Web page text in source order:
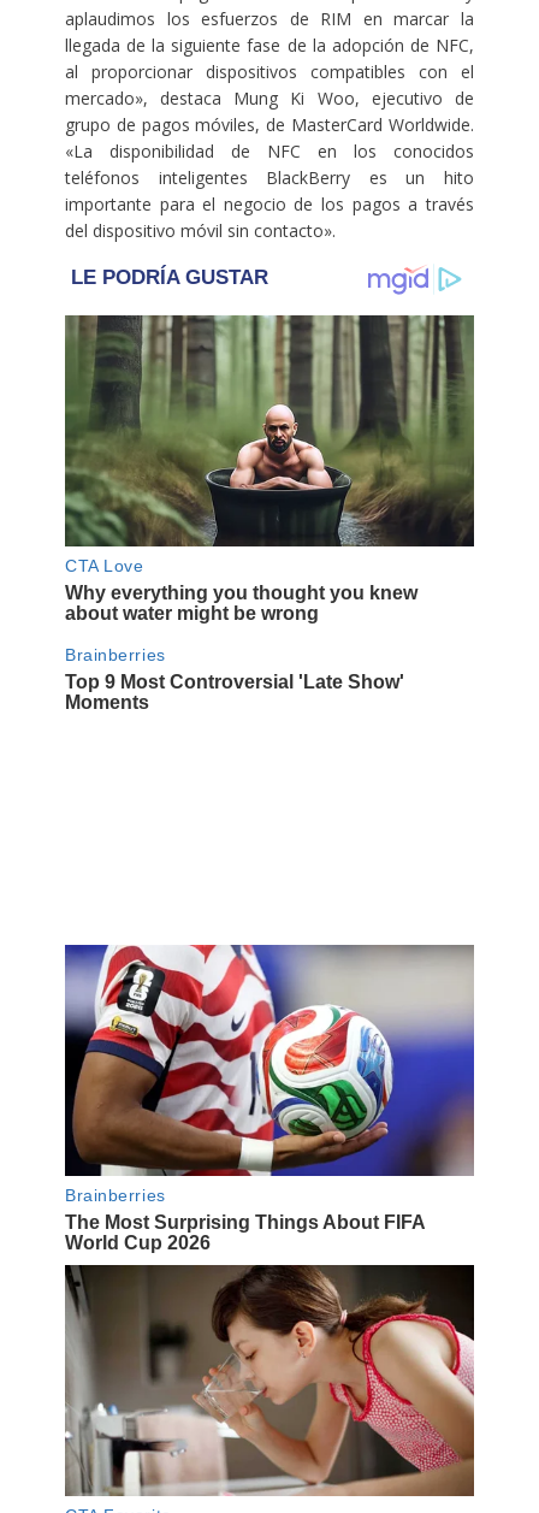
aplaudimos los esfuerzos de RIM en marcar la
llegada de la siguiente fase de la adopción de NFC,
al proporcionar dispositivos compatibles con el
mercado», destaca Mung Ki Woo, ejecutivo de
grupo de pagos móviles, de MasterCard Worldwide.
«La disponibilidad de NFC en los conocidos
teléfonos inteligentes BlackBerry es un hito
importante para el negocio de los pagos a través
del dispositivo móvil sin contacto».